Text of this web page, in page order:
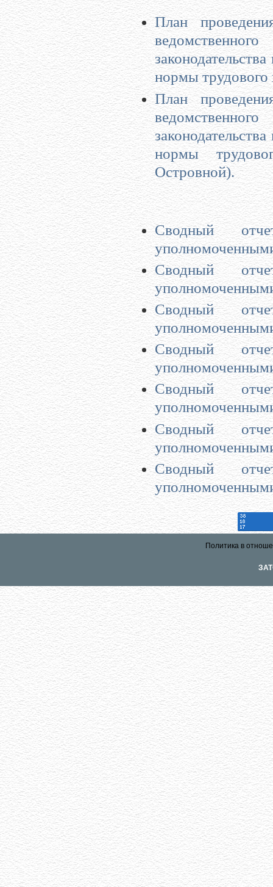
План
нормы
План
нормы
Островной).
Сводный
Сводный
Сводный
Сводный
Сводный
Сводный
Сводный
Политика в